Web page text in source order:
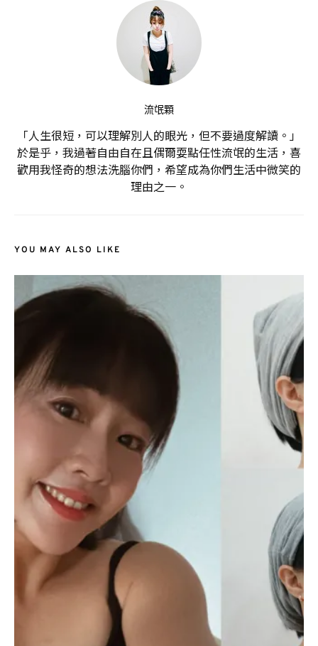
流氓顆
「人生很短，可以理解別人的眼光，但不要過度解讀。」
於是乎，我過著自由自在且偶爾耍點任性流氓的生活，喜
歡用我怪奇的想法洗腦你們，希望成為你們生活中微笑的
理由之一。
YOU MAY ALSO LIKE